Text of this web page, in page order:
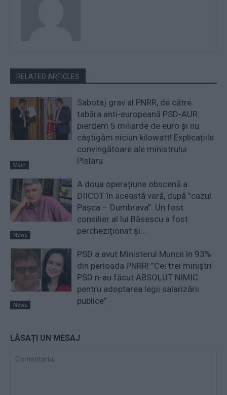
RELATED ARTICLES
Main
Sabotaj grav al PNRR, de către
tabăra anti-europeană PSD-AUR:
pierdem 5 miliarde de euro și nu
câștigăm niciun kilowatt! Explicațiile
convingătoare ale ministrului
Pîslaru
News
A doua operațiune obscenă a
DIICOT în această vară, după ”cazul
Pașca – Dumbrava”. Un fost
consilier al lui Băsescu a fost
percheziționat și...
News
PSD a avut Ministerul Muncii în 93%
din perioada PNRR! ”Cei trei miniştri
PSD n-au făcut ABSOLUT NIMIC
pentru adoptarea legii salarizării
publice”
LĂSAȚI UN MESAJ